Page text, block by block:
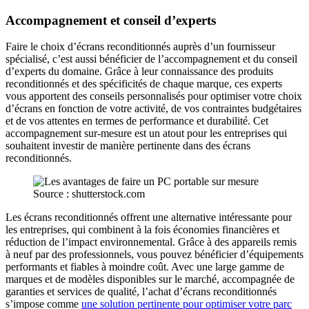
Accompagnement et conseil d’experts
Faire le choix d’écrans reconditionnés auprès d’un fournisseur
spécialisé, c’est aussi bénéficier de l’accompagnement et du conseil
d’experts du domaine. Grâce à leur connaissance des produits
reconditionnés et des spécificités de chaque marque, ces experts
vous apportent des conseils personnalisés pour optimiser votre choix
d’écrans en fonction de votre activité, de vos contraintes budgétaires
et de vos attentes en termes de performance et durabilité. Cet
accompagnement sur-mesure est un atout pour les entreprises qui
souhaitent investir de manière pertinente dans des écrans
reconditionnés.
Source : shutterstock.com
Les écrans reconditionnés offrent une alternative intéressante pour
les entreprises, qui combinent à la fois économies financières et
réduction de l’impact environnemental. Grâce à des appareils remis
à neuf par des professionnels, vous pouvez bénéficier d’équipements
performants et fiables à moindre coût. Avec une large gamme de
marques et de modèles disponibles sur le marché, accompagnée de
garanties et services de qualité, l’achat d’écrans reconditionnés
s’impose comme une solution pertinente pour optimiser votre parc